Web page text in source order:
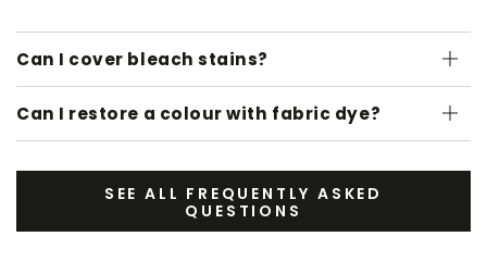
Can I cover bleach stains?
Can I restore a colour with fabric dye?
SEE ALL FREQUENTLY ASKED
QUESTIONS